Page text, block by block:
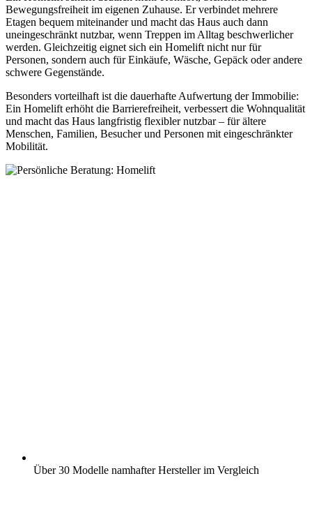
Bewegungsfreiheit im eigenen Zuhause. Er verbindet mehrere
Etagen bequem miteinander und macht das Haus auch dann
uneingeschränkt nutzbar, wenn Treppen im Alltag beschwerlicher
werden. Gleichzeitig eignet sich ein Homelift nicht nur für
Personen, sondern auch für Einkäufe, Wäsche, Gepäck oder andere
schwere Gegenstände.
Besonders vorteilhaft ist die dauerhafte Aufwertung der Immobilie:
Ein Homelift erhöht die Barrierefreiheit, verbessert die Wohnqualität
und macht das Haus langfristig flexibler nutzbar – für ältere
Menschen, Familien, Besucher und Personen mit eingeschränkter
Mobilität.
Über 30 Modelle namhafter Hersteller im Vergleich